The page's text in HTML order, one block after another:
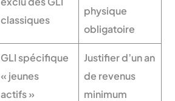
classiques
physique
obligatoire
GLI spécifique
« jeunes
actifs »
Justifier d’un an
de revenus
minimum